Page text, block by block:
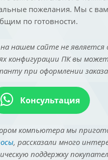
пожелания. Мы с
по готовности.
нашем сайте не является
конфигурации ПК вы
при оформлении
Консультация
компьютера мы
, рассказали много
поддержку